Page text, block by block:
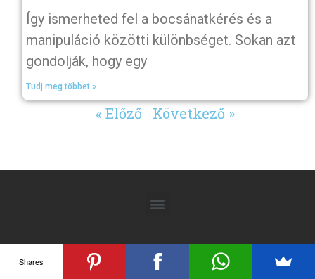
Így ismerheted fel a bocsánatkérés és a
manipuláció közötti különbséget. Sokan azt
gondolják, hogy egy
Tudj meg többet »
« Előző Következő »
Shares